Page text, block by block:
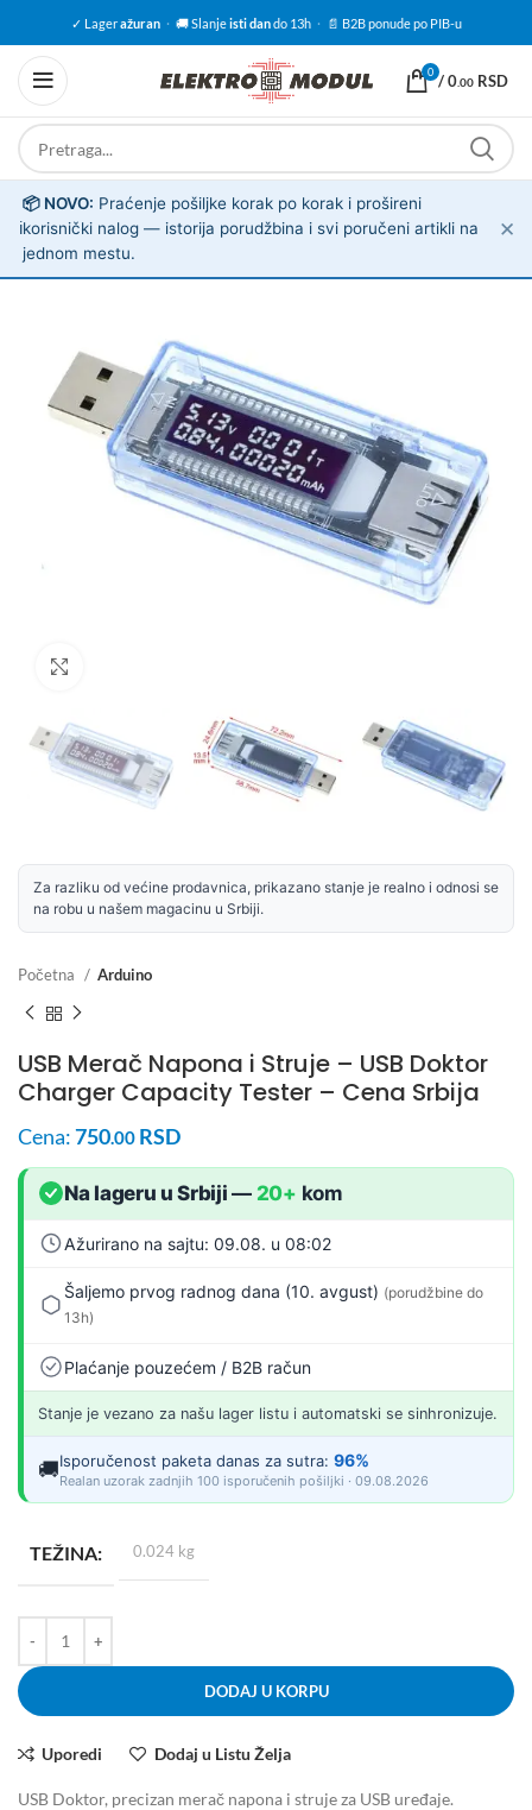
✓ Lageražuran · 🚚 Slanjeisti dando 13h · 📄 B2B ponude po PIB-u
0 /0.00 RSD
ℹ️
📦 NOVO: Praćenje pošiljke korak po korak i prošireni
korisnički nalog — istorija porudžbina i svi poručeni artikli na
jednom mestu.
✕
Za razliku od većine prodavnica, prikazano stanje je realno i odnosi se
na robu u našem magacinu u Srbiji.
Početna Arduino
USB Merač Napona i Struje – USB Doktor
Charger Capacity Tester – Cena Srbija
Cena:750.00 RSD
Na lageru u Srbiji — 20+ kom
Ažurirano na sajtu: 09.08. u 08:02
Šaljemo prvog radnog dana (10. avgust) (porudžbine do
13h)
Plaćanje pouzećem / B2B račun
Stanje je vezano za našu lager listu i automatski se sinhronizuje.
🚚Isporučenost paketa danas za sutra: 96%
Realan uzorak zadnjih 100 isporučenih pošiljki · 09.08.2026
TEŽINA 0.024 kg
DODAJ U KORPU
Uporedi Dodaj u Listu Želja
USB Doktor, precizan merač napona i struje za USB uređaje.